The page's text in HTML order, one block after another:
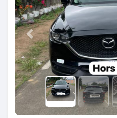
Previous